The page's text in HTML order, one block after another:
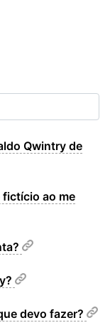
Qwintry de
fictício ao me
devo fazer?